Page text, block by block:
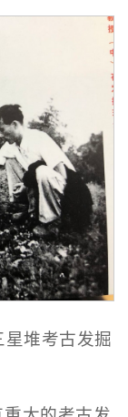
堆考古发掘